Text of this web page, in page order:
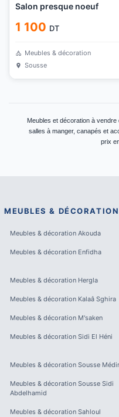
Salon presque noeuf
1 100 DT
Meubles & décoration
Sousse
Meubles et décoration à
salles à manger, canapés et
prix
MEUBLES & DÉCORATION
Meubles & décoration Akouda
Meubles & décoration Enfidha
Meubles & décoration Hergla
Meubles & décoration Kalaâ Sghira
Meubles & décoration M'saken
Meubles & décoration Sidi El Héni
Meubles & décoration Sousse
Meubles & décoration Sousse Sidi
Abdelhamid
Meubles & décoration Sahloul